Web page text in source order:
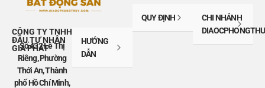
CÔNG TY TNHH
ĐẦU TƯ NHÂN
GIA PHÁT
Số 432 Lê Thị
Riêng, Phường
Thới An, Thành
phố Hồ Chí Minh,
HƯỚNG
DẪN
QUY ĐỊNH
CHI NHÁNH